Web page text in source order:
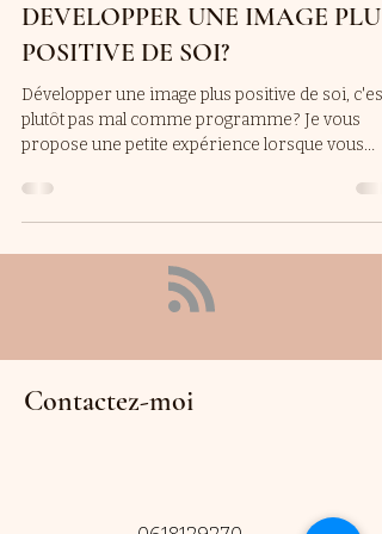
DEVELOPPER UNE IMAGE PLUS
POSITIVE DE SOI?
Développer une image plus positive de soi, c'est
plutôt pas mal comme programme? Je vous
propose une petite expérience lorsque vous
Contactez-moi